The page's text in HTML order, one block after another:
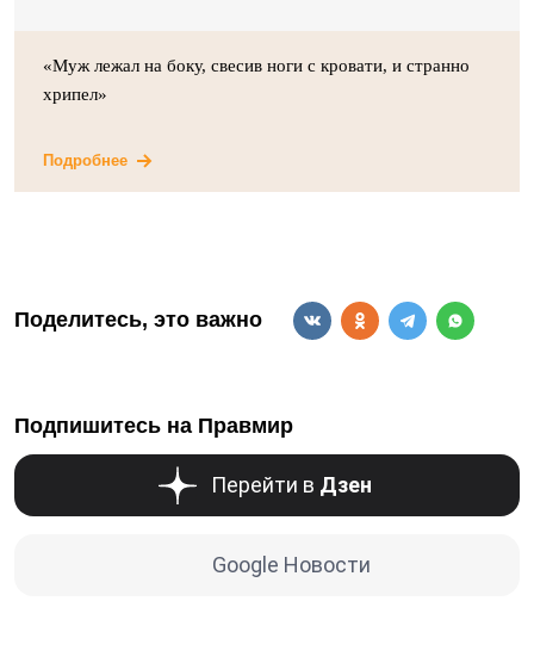
«Муж лежал на боку, свесив ноги с кровати, и странно
хрипел»
Подробнее
Поделитесь, это важно
Подпишитесь на Правмир
Перейти в Дзен
Google Новости